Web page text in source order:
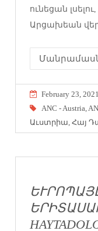
ունեցան
Արցախեան
Մանրամասն
February 23, 2021
ANC - Austria
Աւստրիա ,Հայ